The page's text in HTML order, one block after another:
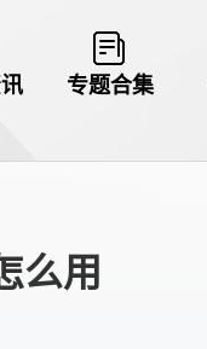
专题合集
么用